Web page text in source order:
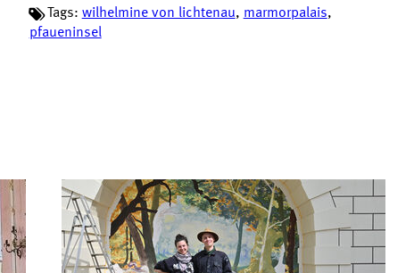
Tags: wilhelmine von lichtenau, marmorpalais,
pfaueninsel